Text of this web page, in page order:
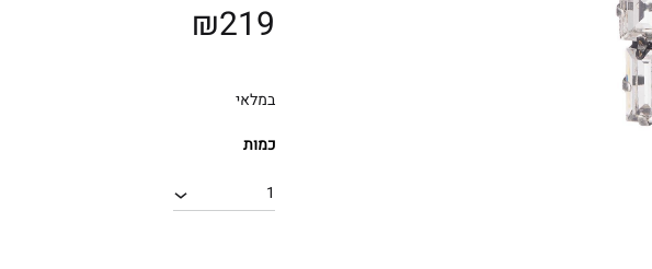
₪219
במלאי
כמות
1